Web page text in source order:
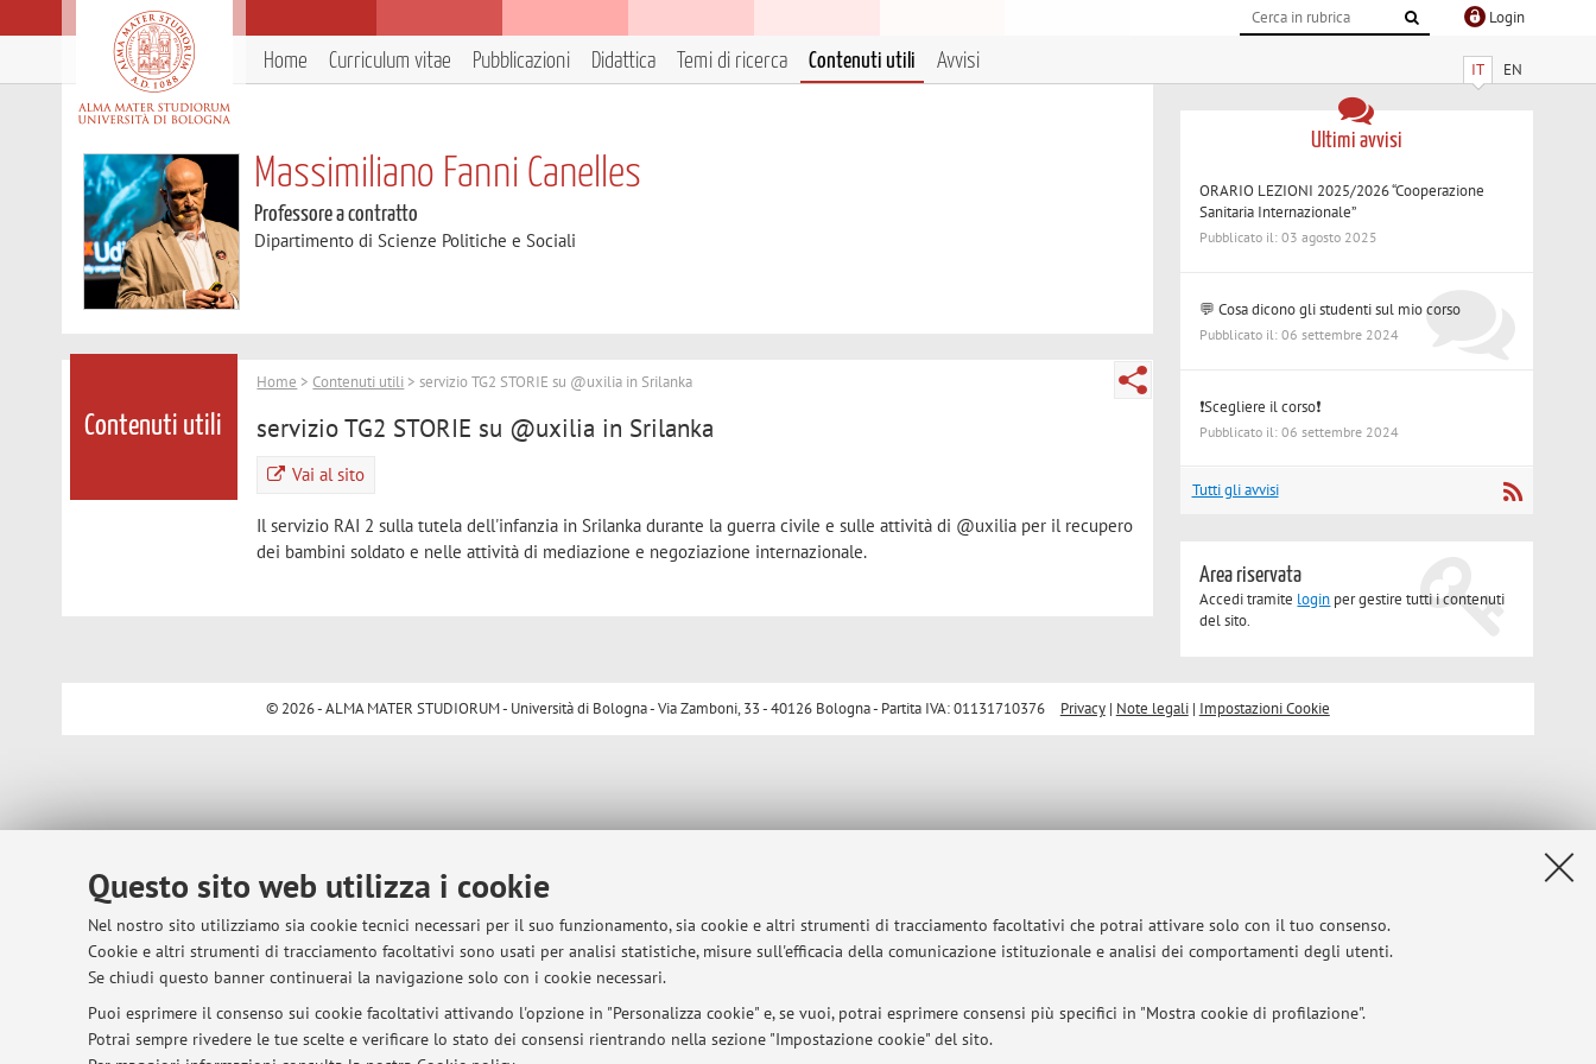
Questo sito web utilizza i cookie
Nel nostro sito utilizziamo sia cookie tecnici necessari per il suo funzionamento, sia cookie e altri strumenti di tracciamento facoltativi che potrai attivare solo con il tuo consenso.
Cookie e altri strumenti di tracciamento facoltativi sono usati per analisi statistiche, misure sull'efficacia della comunicazione istituzionale e analisi dei comportamenti degli utenti.
Se chiudi questo banner continuerai la navigazione solo con i cookie necessari.
Puoi esprimere il consenso sui cookie facoltativi attivando l'opzione in "Personalizza cookie" e, se vuoi, potrai esprimere consensi più specifici in "Mostra cookie di profilazione".
Potrai sempre rivedere le tue scelte e verificare lo stato dei consensi rientrando nella sezione "Impostazione cookie" del sito.
Login
IT EN
Home Curriculum vitae Pubblicazioni Didattica Temi di ricerca Contenuti utili Avvisi
Massimiliano Fanni Canelles
Professore a contratto
Dipartimento di Scienze Politiche e Sociali
Contenuti utili
Home >Contenuti utili > servizio TG2 STORIE su @uxilia in Srilanka
servizio TG2 STORIE su @uxilia in Srilanka
Vai al sito
Il servizio RAI 2 sulla tutela dell'infanzia in Srilanka durante la guerra civile e sulle attività di @uxilia per il recupero
dei bambini soldato e nelle attività di mediazione e negoziazione internazionale.
Ultimi avvisi
ORARIO LEZIONI 2025/2026 “Cooperazione
Sanitaria Internazionale”
Pubblicato il: 03 agosto 2025
💬 Cosa dicono gli studenti sul mio corso
Pubblicato il: 06 settembre 2024
❗Scegliere il corso❗
Pubblicato il: 06 settembre 2024
Tutti gli avvisi
Area riservata
Accedi tramite login per gestire tutti i contenuti
del sito.
© 2026 - ALMA MATER STUDIORUM - Università di Bologna - Via Zamboni, 33 - 40126 Bologna - Partita IVA: 01131710376 Privacy| Note legali| Impostazioni Cookie